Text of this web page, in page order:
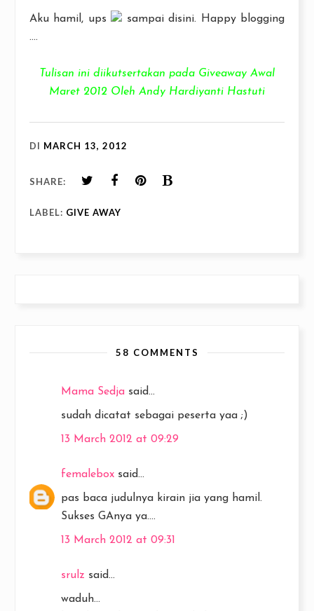
Aku hamil, ups
sampai disini. Happy blogging
....
Tulisan ini diikutsertakan pada Giveaway Awal
Maret 2012 Oleh Andy Hardiyanti Hastuti
DI MARCH 13, 2012
SHARE:
LABEL: GIVE AWAY
58 COMMENTS
Mama Sedja said...
sudah dicatat sebagai peserta yaa ;)
13 March 2012 at 09:29
femalebox said...
pas baca judulnya kirain jia yang hamil.
Sukses GAnya ya....
13 March 2012 at 09:31
srulz said...
waduh...